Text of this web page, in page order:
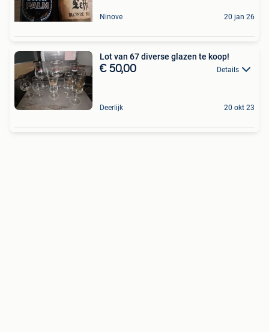
Ninove 20 jan 26
Lot van 67 diverse glazen te koop!
€ 50,00 Details
Deerlijk 20 okt 23